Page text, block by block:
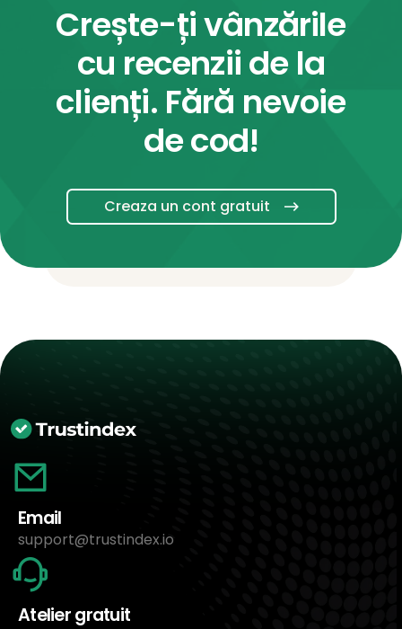
Crește-ți vânzările
cu recenzii de la
clienți. Fără nevoie
de cod!
Creaza un cont gratuit
Email
support@trustindex.io
Atelier gratuit